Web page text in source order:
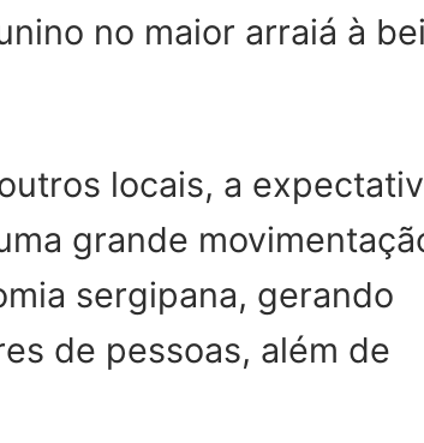
no maior arraiá à
locais, a
grande
sergipana, gerando
de pessoas, além de